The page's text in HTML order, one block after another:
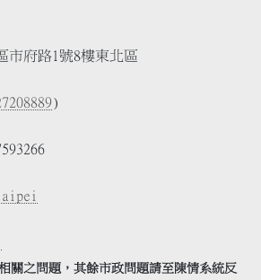
市府路1號8樓東北區
)
關之問題，其餘市政問題請至陳情系統反